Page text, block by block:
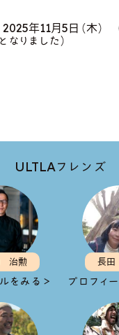
2025年11月5日（木
なりました）
ULTLAフレンズ
治勲
をみる＞
長
プロフィ